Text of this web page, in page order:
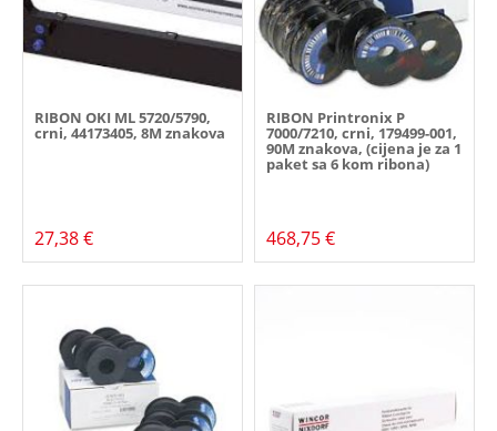
RIBON OKI ML 5720/5790,
crni, 44173405, 8M znakova
27,38 €
RIBON Printronix P
7000/7210, crni, 179499-001,
90M znakova, (cijena je za 1
paket sa 6 kom ribona)
468,75 €